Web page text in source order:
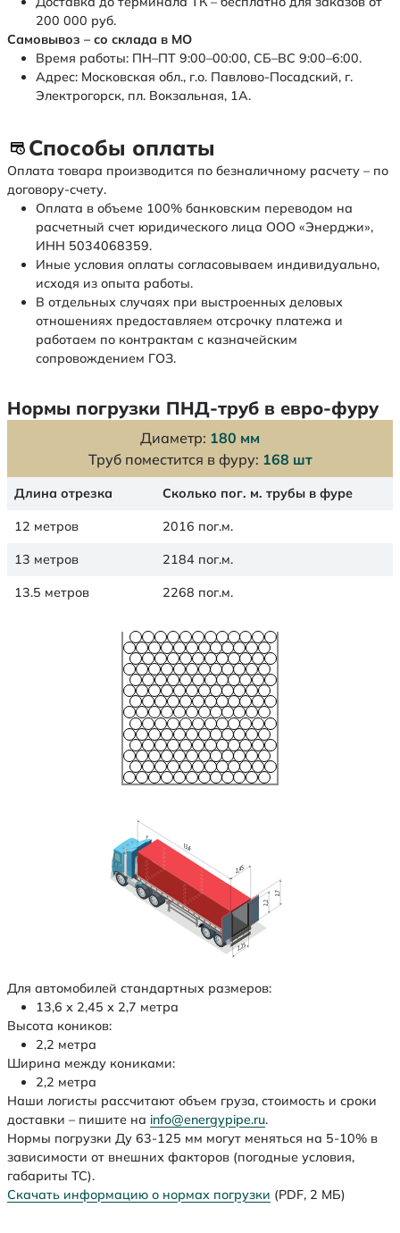
200 000 руб.
Самовывоз – со склада в МО
Время работы: ПН–ПТ 9:00–00:00, СБ–ВС 9:00–6:00.
Адрес: Московская обл., г.о. Павлово-Посадский, г.
Электрогорск, пл. Вокзальная, 1А.
Способы оплаты
Оплата товара производится по безналичному расчету – по
договору-счету.
Оплата в объеме 100% банковским переводом на
расчетный счет юридического лица ООО «Энерджи»,
ИНН 5034068359.
Иные условия оплаты согласовываем индивидуально,
исходя из опыта работы.
В отдельных случаях при выстроенных деловых
отношениях предоставляем отсрочку платежа и
работаем по контрактам с казначейским
сопровождением ГОЗ.
Нормы погрузки ПНД-труб в евро-фуру
Диаметр: 180 мм
Труб поместится в фуру: 168 шт
Длина отрезка Сколько пог. м. трубы в фуре
12 метров 2016 пог.м.
13 метров 2184 пог.м.
13.5 метров 2268 пог.м.
Для автомобилей стандартных размеров:
13,6 х 2,45 х 2,7 метра
Высота коников:
2,2 метра
Ширина между кониками:
2,2 метра
Наши логисты рассчитают объем груза, стоимость и сроки
доставки – пишите на info@energypipe.ru.
Нормы погрузки Ду 63-125 мм могут меняться на 5-10% в
зависимости от внешних факторов (погодные условия,
габариты ТС).
Скачать информацию о нормах погрузки (PDF, 2 МБ)